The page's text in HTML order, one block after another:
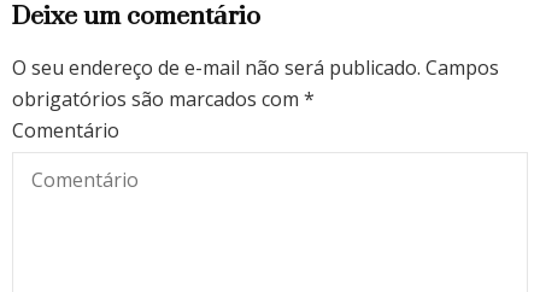
Deixe um comentário
O seu endereço de e-mail não será publicado. Campos
obrigatórios são marcados com *
Comentário